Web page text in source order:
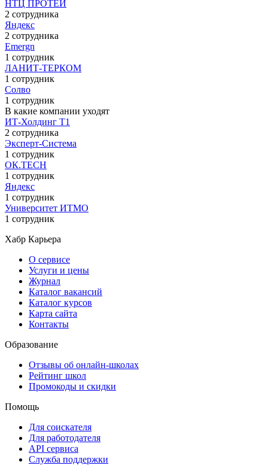
НТЦ ПРОТЕЙ
2 сотрудника
Яндекс
2 сотрудника
Emergn
1 сотрудник
ЛАНИТ-ТЕРКОМ
1 сотрудник
Солво
1 сотрудник
В какие компании уходят
ИТ-Холдинг Т1
2 сотрудника
Эксперт-Система
1 сотрудник
ОК.TECH
1 сотрудник
Яндекс
1 сотрудник
Университет ИТМО
1 сотрудник
Хабр Карьера
О сервисе
Услуги и цены
Журнал
Каталог вакансий
Каталог курсов
Карта сайта
Контакты
Образование
Отзывы об онлайн-школах
Рейтинг школ
Промокоды и скидки
Помощь
Для соискателя
Для работодателя
API сервиса
Служба поддержки